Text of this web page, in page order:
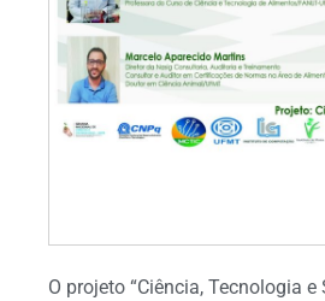
O projeto “Ciência, Tecnologia